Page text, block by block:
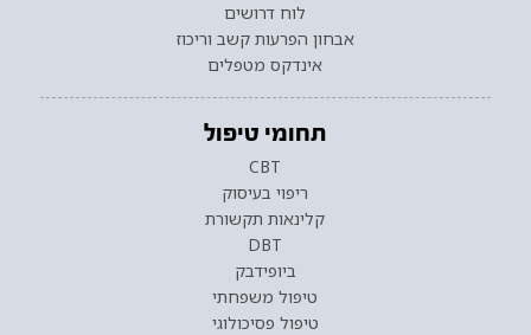
לוח דרושים
אבחון הפרעות קשב וריכוז
אינדקס מטפלים
תחומי טיפול
CBT
ריפוי בעיסוק
קלינאות תקשורת
DBT
ביופידבק
טיפול משפחתי
טיפול פסיכולוגי